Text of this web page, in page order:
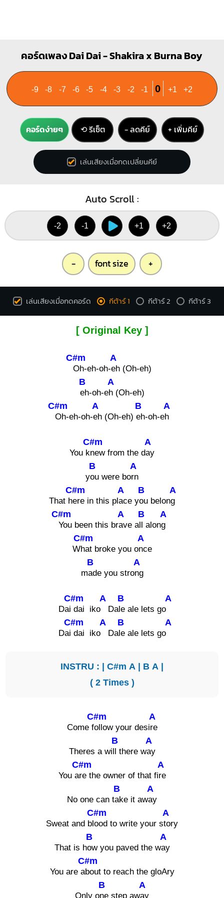
คอร์ดเพลง Dai Dai - Shakira x Burna Boy
-9 -8 -7 -6 -5 -4 -3 -2 -1 0 +1 +2
คอร์ดง่ายๆ ⟲ รีเซ็ต − ลดคีย์ + เพิ่มคีย์
เล่นเสียงเมื่อกดเปลี่ยนคีย์
Auto Scroll :
-2 -1 +1 +2
- font size +
เล่นเสียงเมื่อกดคอร์ด กีต้าร์ 1 กีต้าร์ 2 กีต้าร์ 3
[ Original Key ]
C#m
Oh-eh-oh-
A
eh (Oh-eh)
B
eh-oh-e
A
h (Oh-eh)
C#m
Oh-eh-oh-
A
eh (Oh-eh)
B
eh-oh-e
A
h
You k
C#m
new from the d
A
ay
y
B
ou were bo
A
rn
That h
C#m
ere in this pl
A
ace y
B
ou belon
A
g
C#m
You been this br
A
ave a
B
ll alon
A
g
W
C#m
hat broke you o
A
nce
m
B
ade you stro
A
ng
Dai
C#m
dai iko
A
Da
B
le ale lets go
A
Dai
C#m
dai iko
A
Da
B
le ale lets go
A
INSTRU : | C#m A | B A |
( 2 Times )
Come f
C#m
ollow your desi
A
re
Theres a wi
B
ll there w
A
ay
You a
C#m
re the owner of that fi
A
re
No one can t
B
ake it aw
A
ay
Sweat and bl
C#m
ood to write your s
A
tory
That is h
B
ow you paved the w
A
ay
You are a
C#m
bout to reach the gloAry
Only o
B
ne step aw
A
ay